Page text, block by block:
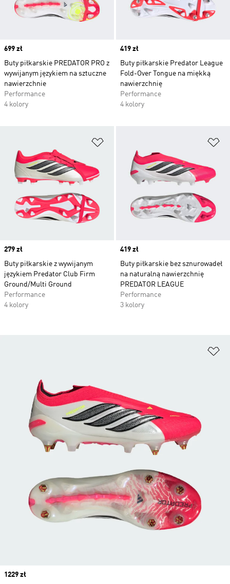
Price
699 zł
Buty piłkarskie PREDATOR PRO z
wywijanym językiem na sztuczne
nawierzchnie
Performance
4 kolory
Price
419 zł
Buty piłkarskie Predator League
Fold-Over Tongue na miękką
nawierzchnię
Performance
4 kolory
Price
279 zł
Buty piłkarskie z wywijanym
językiem Predator Club Firm
Ground/Multi Ground
Performance
4 kolory
Price
419 zł
Buty piłkarskie bez sznurowadeł
na naturalną nawierzchnię
PREDATOR LEAGUE
Performance
3 kolory
Price
1229 zł